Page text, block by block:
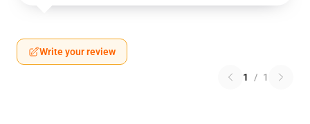
Write your review
1 / 1